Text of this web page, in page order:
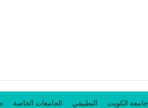
جامعة الكويت التطبيقي الجامعات الخاصة